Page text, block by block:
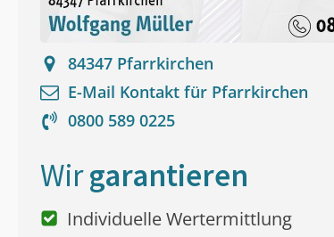
84347 Pfarrkirchen
E-Mail Kontakt für Pfarrkirchen
0800 589 0225
Wirgarantieren
Individuelle Wertermittlung